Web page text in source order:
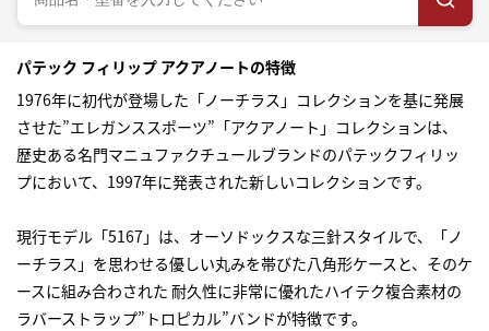
パテック フィリップ アクアノートの特徴
1976年に初代が登場した「ノーチラス」コレクションを基に発展
させた”エレガンススポーツ”「アクアノート」コレクションは、
歴史ある名門マニュファクチュールブランドのパテックフィリッ
プにおいて、1997年に発表された新しいコレクションです。
現行モデル「5167」は、オーソドックスな三針スタイルで、「ノ
ーチラス」を思わせる優しい丸みを帯びた八角形ケースと、そのケ
ースに組み合わされた 耐久性に非常に優れたハイテク複合素材の
ラバーストラップ”トロピカル”バンドが特徴です。